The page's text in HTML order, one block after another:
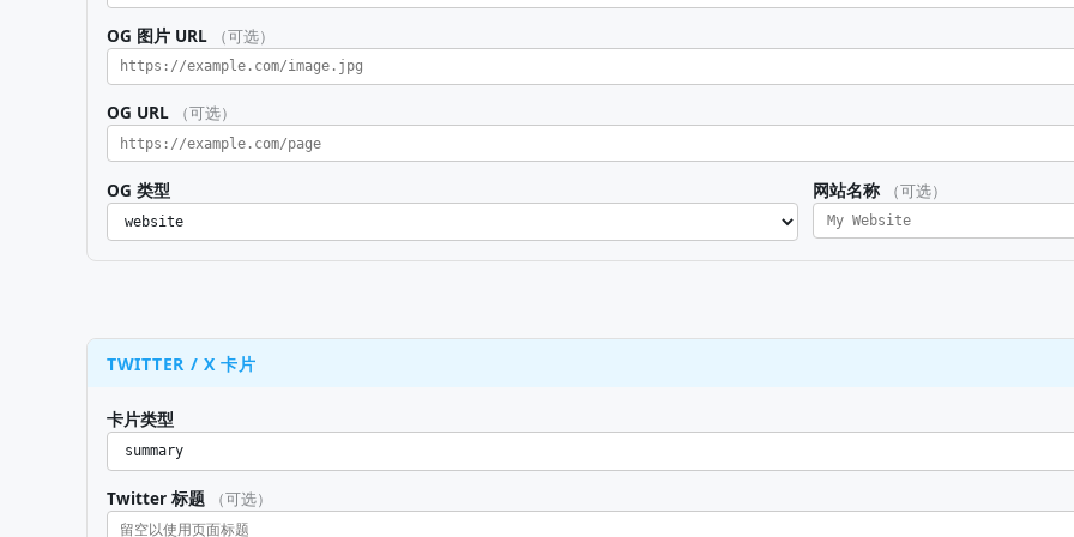
OG 图片 URL （可选）
OG URL （可选）
OG 类型 网站名称 （可选）
TWITTER / X 卡片
卡片类型
Twitter 标题 （可选）